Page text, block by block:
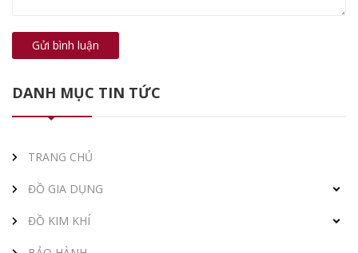
Gửi bình luận
DANH MỤC TIN TỨC
TRANG CHỦ
ĐỒ GIA DỤNG
ĐỒ KIM KHÍ